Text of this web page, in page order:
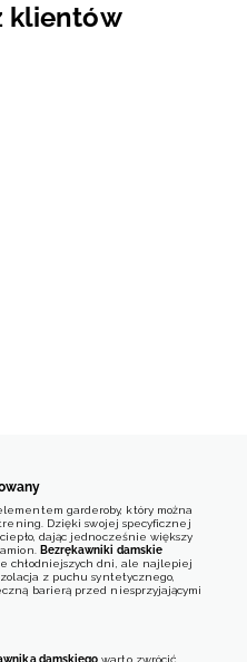
klientów
garderoby, który można
Dzięki swojej specyficznej
dając jednocześnie większy
Bezrękawniki damskie
chłodniejszych dni, ale najlepiej
z puchu syntetycznego,
barierą przed niesprzyjającymi
damskiego warto zwrócić